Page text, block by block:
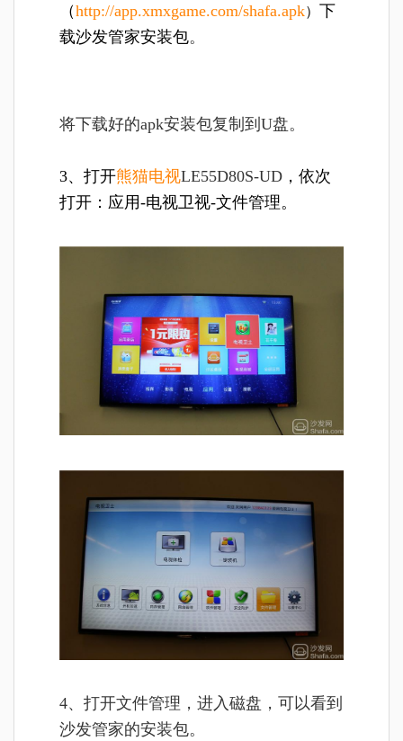
（http://app.xmxgame.com/shafa.apk） 下
载沙发管家安装包。
将下载好的apk安装包复制到U盘。
3、打开熊猫电视LE55D80S-UD ，依次
打开：应用-电视卫视-文件管理。
4、打开文件管理，进入磁盘，可以看到
沙发管家的安装包。